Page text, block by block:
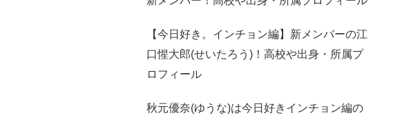
【今日好き。インチョン編】新メンバーの江
口惺大郎(せいたろう)！高校や出身・所属プ
ロフィール
秋元優奈(ゆうな)は今日好きインチョン編の